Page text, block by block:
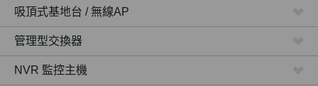
吸頂式基地台 / 無線AP
管理型交換器
NVR 監控主機